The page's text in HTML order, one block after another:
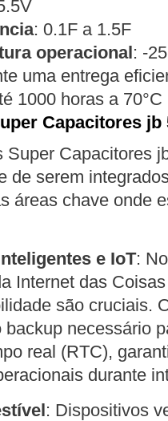
: 0.1F a 1.5F
operacional: -
uma entrega
1000 horas a 70°C
Capacitores jb
Super Capacitores
de serem
áreas chave onde
e IoT:
Internet das
são cruciais.
backup necessário
real (RTC),
durante
: Dispositivos